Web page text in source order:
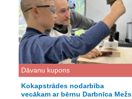
Dāvanu kupons
Kokapstrādes nodarbība
vecākam ar bērnu Darbnīca Mežs